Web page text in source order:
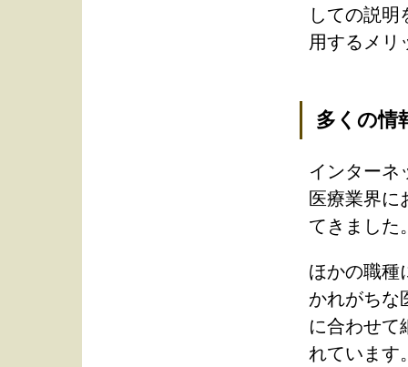
しての説明
用するメリ
多くの情
インターネ
医療業界に
てきました
ほかの職種
かれがちな
に合わせて
れています